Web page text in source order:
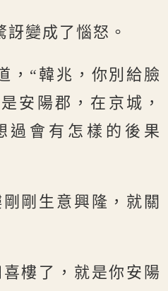
變成了惱怒。
，“韓兆，你別給臉
安陽郡，在京城，
過會有怎樣的後果
剛生意興隆，就關
樓了，就是你安陽